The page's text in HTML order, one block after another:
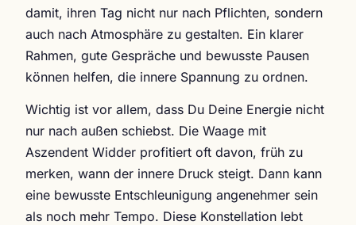
damit, ihren Tag nicht nur nach Pflichten, sondern
auch nach Atmosphäre zu gestalten. Ein klarer
Rahmen, gute Gespräche und bewusste Pausen
können helfen, die innere Spannung zu ordnen.
Wichtig ist vor allem, dass Du Deine Energie nicht
nur nach außen schiebst. Die Waage mit
Aszendent Widder profitiert oft davon, früh zu
merken, wann der innere Druck steigt. Dann kann
eine bewusste Entschleunigung angenehmer sein
als noch mehr Tempo. Diese Konstellation lebt